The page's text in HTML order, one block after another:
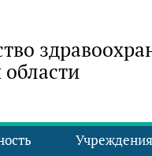
Учреждения